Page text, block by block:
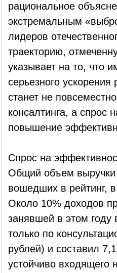
рациональное
экстремальным
лидеров
траекторию,
указывает на то, что
серьезного
станет не
консалтинга, а спрос
повышение
Спрос на
Общий объем выручки
вошедших в рейтинг,
Около 10% доходов
занявшей в этом году
только по
рублей) и составил
устойчиво входящего